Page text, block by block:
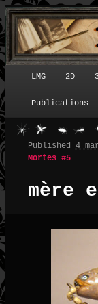
Menu principal
LMG 2D
Publications
mère
Published 4
Mortes #5